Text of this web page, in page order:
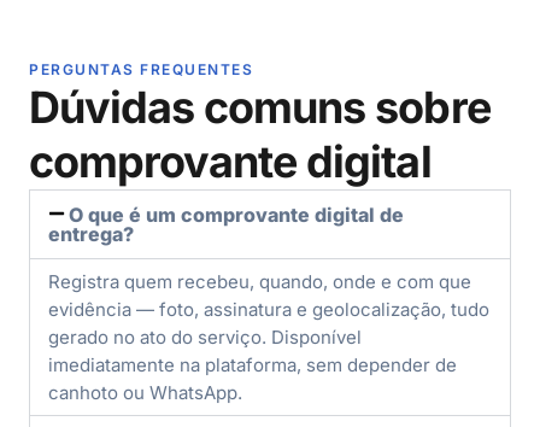
PERGUNTAS FREQUENTES
Dúvidas comuns sobre
comprovante digital
O que é um comprovante digital de
entrega?
Registra quem recebeu, quando, onde e com que
evidência — foto, assinatura e geolocalização, tudo
gerado no ato do serviço. Disponível
imediatamente na plataforma, sem depender de
canhoto ou WhatsApp.